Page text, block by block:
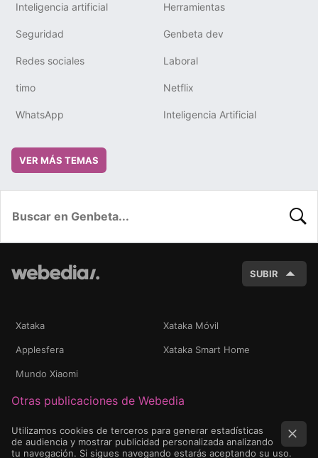
Inteligencia artificial Herramientas
Seguridad Genbeta dev
Redes sociales Laboral
timo Netflix
WhatsApp Inteligencia Artificial
VER MÁS TEMAS
SUBIR
Xataka Xataka Móvil
Applesfera Xataka Smart Home
Mundo Xiaomi
Otras publicaciones de Webedia
Utilizamos cookies de terceros para generar estadísticas
de audiencia y mostrar publicidad personalizada analizando
tu navegación. Si sigues navegando estarás aceptando su uso.